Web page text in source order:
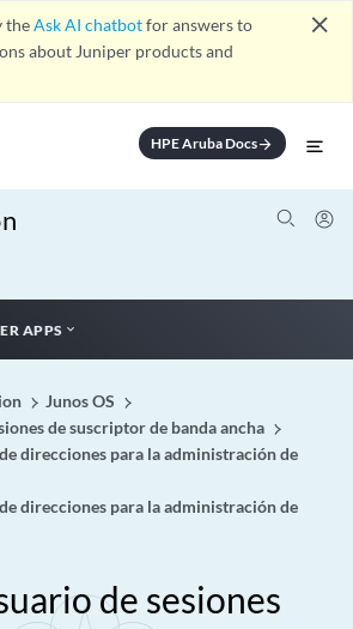
theAsk AI chatbotfor answers to
about Juniper products and
close
HPE Aruba Docsarrow_forward
APPS
Junos OS
de suscriptor de banda ancha
direcciones para la administración de
direcciones para la administración de
de sesiones